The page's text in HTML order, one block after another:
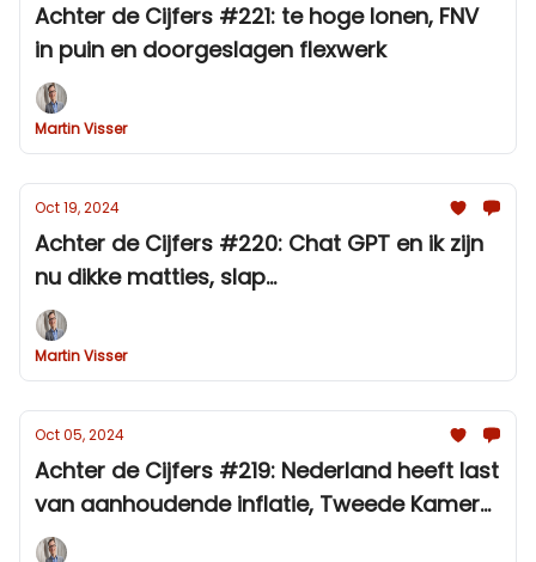
Achter de Cijfers #221: te hoge lonen, FNV
in puin en doorgeslagen flexwerk
Martin Visser
Oct 19, 2024
Achter de Cijfers #220: Chat GPT en ik zijn
nu dikke matties, slap
vroegpensioenakkoord en fiscale
geheelonthouding
Martin Visser
Oct 05, 2024
Achter de Cijfers #219: Nederland heeft last
van aanhoudende inflatie, Tweede Kamer
twijfelt aan ramingen